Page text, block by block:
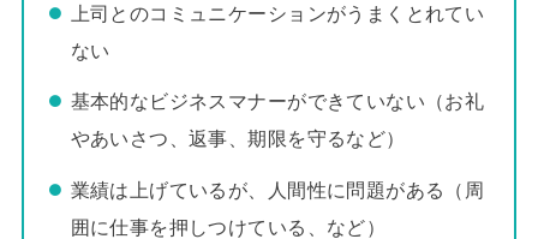
上司とのコミュニケーションがうまくとれてい
ない
基本的なビジネスマナーができていない（お礼
やあいさつ、返事、期限を守るなど）
業績は上げているが、人間性に問題がある（周
囲に仕事を押しつけている、など）